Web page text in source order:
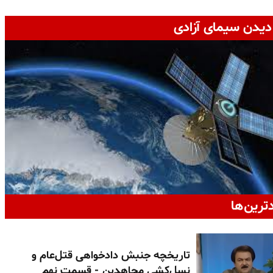
سیمای آزادی
تاریخچه جنبش دادخواهی قتل‌عام و